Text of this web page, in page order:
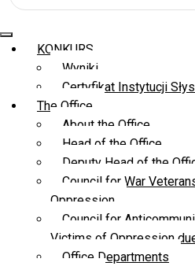
KONKURS
Wyniki
Certyfikat Instytucji
The Office
About the Office
Head of the Office
Deputy Head of the
Council for War
Oppression
Council for
Victims of Oppression
Office Departments